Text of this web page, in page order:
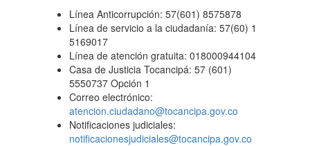
Línea Anticorrupción: 57(601) 8575878
Línea de servicio a la ciudadanía: 57(60) 1
5169017
Línea de atención gratuita: 018000944104
Casa de Justicia Tocancipá: 57 (601)
5550737 Opción 1
Correo electrónico:
atencion.ciudadano@tocancipa.gov.co
Notificaciones judiciales:
notificacionesjudiciales@tocancipa.gov.co